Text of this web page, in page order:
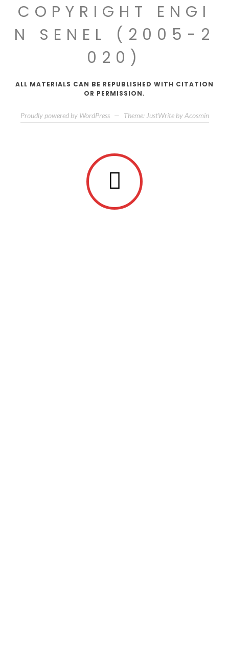
COPYRIGHT ENGI
N SENEL (2005-2
020)
ALL MATERIALS CAN BE REPUBLISHED WITH CITATION
OR PERMISSION.
Proudly powered by WordPress — Theme: JustWrite by Acosmin